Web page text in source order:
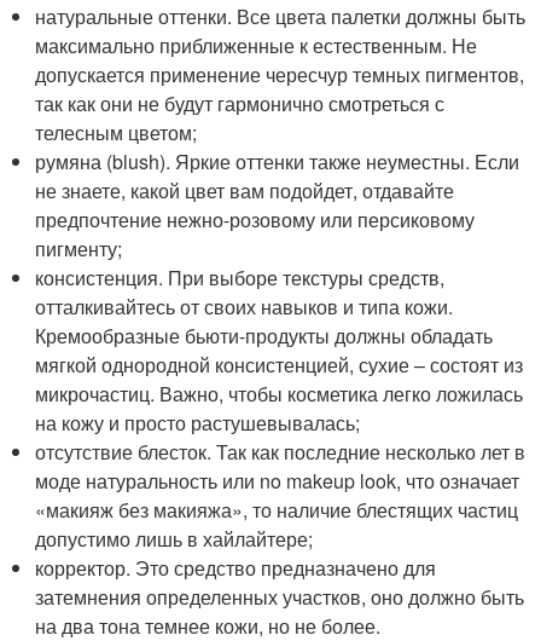
натуральные оттенки. Все цвета палетки должны быть
максимально приближенные к естественным. Не
допускается применение чересчур темных пигментов,
так как они не будут гармонично смотреться с
телесным цветом;
румяна (blush). Яркие оттенки также неуместны. Если
не знаете, какой цвет вам подойдет, отдавайте
предпочтение нежно-розовому или персиковому
пигменту;
консистенция. При выборе текстуры средств,
отталкивайтесь от своих навыков и типа кожи.
Кремообразные бьюти-продукты должны обладать
мягкой однородной консистенцией, сухие – состоят из
микрочастиц. Важно, чтобы косметика легко ложилась
на кожу и просто растушевывалась;
отсутствие блесток. Так как последние несколько лет в
моде натуральность или no makeup look, что означает
«макияж без макияжа», то наличие блестящих частиц
допустимо лишь в хайлайтере;
корректор. Это средство предназначено для
затемнения определенных участков, оно должно быть
на два тона темнее кожи, но не более.